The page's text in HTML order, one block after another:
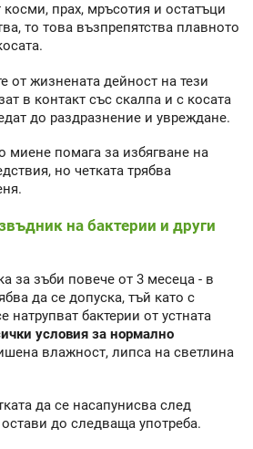
прах, мръсотия и остатъци
то това възпрепятства плавното
от жизнената дейност на тези
в контакт със скалпа и с косата
до раздразнение и увреждане.
миене помага за избягване на
но четката трябва
на бактерии и други
за зъби повече от 3 месеца - в
да се допуска, тъй като с
натрупват бактерии от устната
условия за нормално
влажност, липса на светлина
да се насапунисва след
до следваща употреба.